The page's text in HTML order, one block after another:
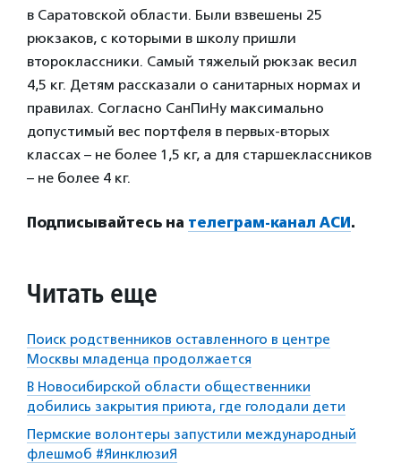
в Саратовской области. Были взвешены 25
рюкзаков, с которыми в школу пришли
второклассники. Самый тяжелый рюкзак весил
4,5 кг. Детям рассказали о санитарных нормах и
правилах. Согласно СанПиНу максимально
допустимый вес портфеля в первых-вторых
классах – не более 1,5 кг, а для старшеклассников
– не более 4 кг.
Подписывайтесь на телеграм-канал АСИ.
Читать еще
Поиск родственников оставленного в центре
Москвы младенца продолжается
В Новосибирской области общественники
добились закрытия приюта, где голодали дети
Пермские волонтеры запустили международный
флешмоб #ЯинклюзиЯ